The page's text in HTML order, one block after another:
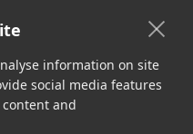
information on site
social media features
and